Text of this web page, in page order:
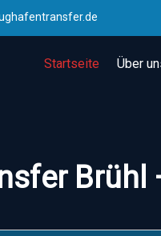
Startseite Über